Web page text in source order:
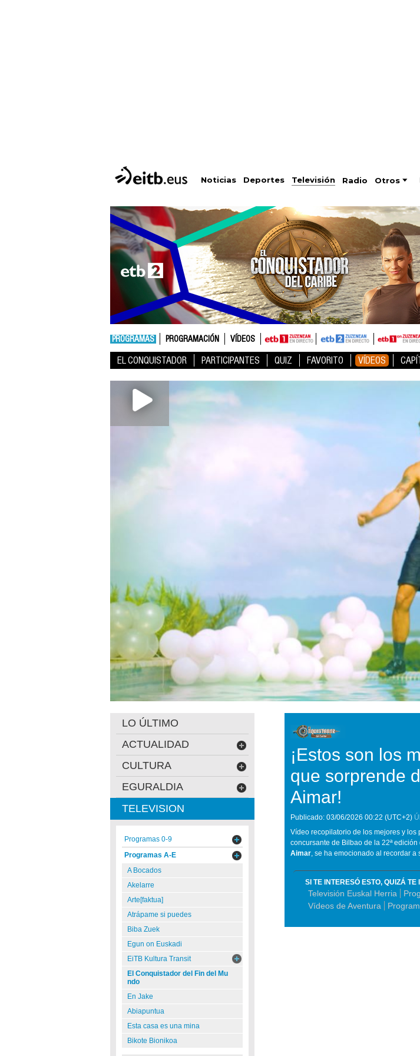
Noticias Deportes Televisión Radio Otros
PROGRAMAS PROGRAMACIÓN VÍDEOS
EL CONQUISTADOR PARTICIPANTES QUIZ FAVORITO VÍDEOS
¡Estos son los
que sorprende
Aimar!
Publicado: 03/06/2026 00:22 (UTC+2)
Vídeo recopilatorio de los mejores y los
concursante de Bilbao de la 22ª
Aimar, se ha emocionado al recordar
SI TE INTERESÓ ESTO, QUIZÁ
Televisión Euskal Herria
Vídeos de Aventura
LO ÚLTIMO
ACTUALIDAD
CULTURA
EGURALDIA
TELEVISION
Programas 0-9
Programas A-E
A Bocados
Akelarre
Arte[faktua]
Atrápame si puedes
Biba Zuek
Egun on Euskadi
EiTB Kultura Transit
El Conquistador del Fin del Mu
ndo
En Jake
Abiapuntua
Esta casa es una mina
Bikote Bionikoa